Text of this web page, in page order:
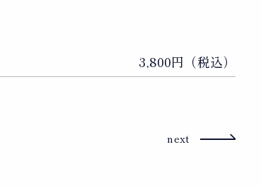
3,800円（税込）
next